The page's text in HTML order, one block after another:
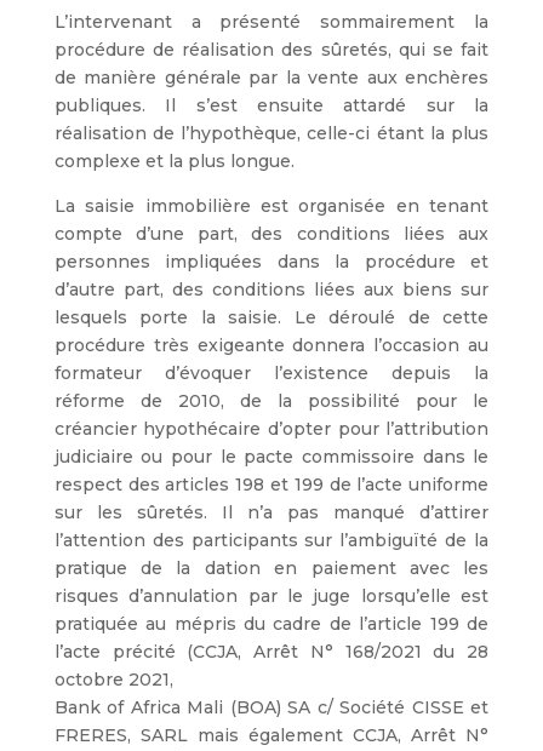
L’intervenant a présenté sommairement la
procédure de réalisation des sûretés, qui se fait
de manière générale par la vente aux enchères
publiques. Il s’est ensuite attardé sur la
réalisation de l’hypothèque, celle-ci étant la plus
complexe et la plus longue.
La saisie immobilière est organisée en tenant
compte d’une part, des conditions liées aux
personnes impliquées dans la procédure et
d’autre part, des conditions liées aux biens sur
lesquels porte la saisie. Le déroulé de cette
procédure très exigeante donnera l’occasion au
formateur d’évoquer l’existence depuis la
réforme de 2010, de la possibilité pour le
créancier hypothécaire d’opter pour l’attribution
judiciaire ou pour le pacte commissoire dans le
respect des articles 198 et 199 de l’acte uniforme
sur les sûretés. Il n’a pas manqué d’attirer
l’attention des participants sur l’ambiguïté de la
pratique de la dation en paiement avec les
risques d’annulation par le juge lorsqu’elle est
pratiquée au mépris du cadre de l’article 199 de
l’acte précité (CCJA, Arrêt N° 168/2021 du 28
octobre 2021,
Bank of Africa Mali (BOA) SA c/ Société CISSE et
FRERES, SARL mais également CCJA, Arrêt N°